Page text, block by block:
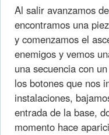
Al salir avanzamos
encontramos una
y comenzamos el
enemigos y vemos
una secuencia con
los botones que nos
instalaciones,
entrada de la base,
momento hace